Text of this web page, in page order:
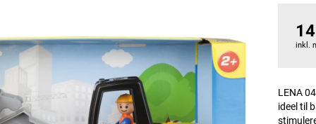
inkl.
LENA
ideel til